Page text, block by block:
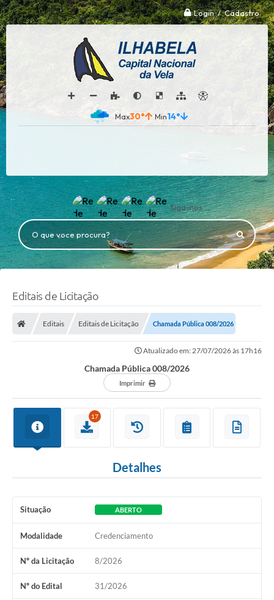
Login / Cadastro
30° 14°
Siga-nos
O que voce procura?
Editais de Licitação
Editais Editais de Licitação Chamada Pública 008/2026
Atualizado em: 27/07/2026 às 17h16
Chamada Pública 008/2026
Imprimir
17
Detalhes
Situação ABERTO
Modalidade Credenciamento
Nº da Licitação 8/2026
Nº do Edital 31/2026